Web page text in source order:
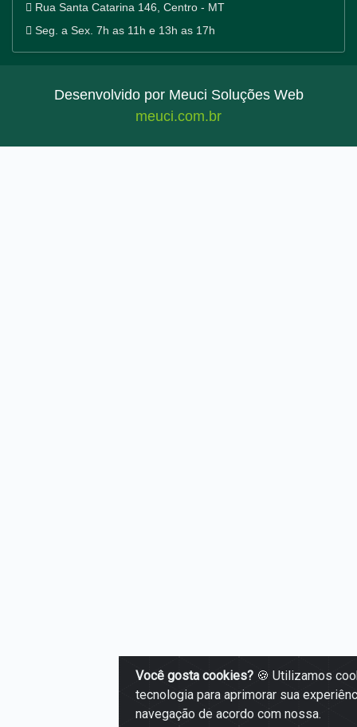
Rua Santa Catarina 146, Centro - MT
Seg. a Sex. 7h as 11h e 13h as 17h
Desenvolvido por Meuci Soluções Web
meuci.com.br
Você gosta cookies? 🍪 Utilizamos
tecnologia para aprimorar sua
navegação de acordo com nossa.